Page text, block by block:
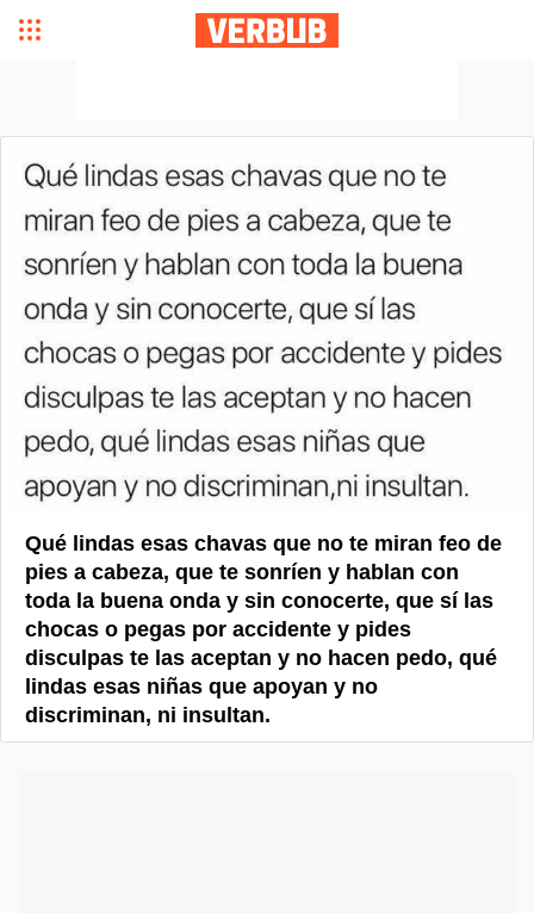
Qué lindas esas chavas que no te miran feo de
pies a cabeza, que te sonríen y hablan con
toda la buena onda y sin conocerte, que sí las
chocas o pegas por accidente y pides
disculpas te las aceptan y no hacen pedo, qué
lindas esas niñas que apoyan y no
discriminan, ni insultan.